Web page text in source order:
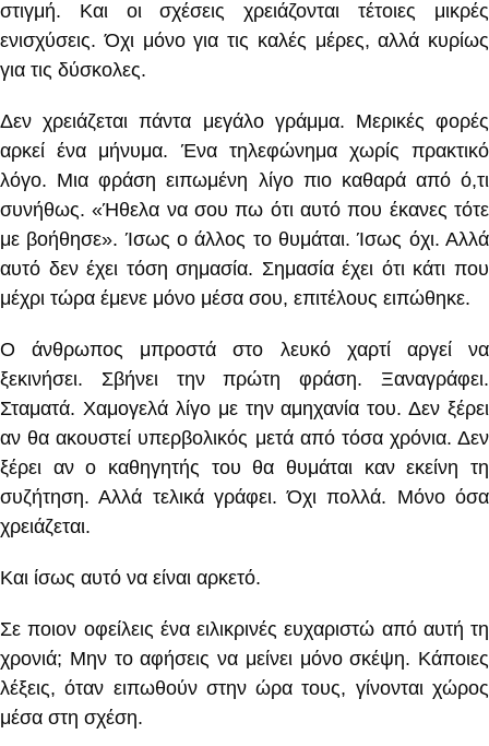
στιγμή. Και οι σχέσεις χρειάζονται τέτοιες μικρές
ενισχύσεις. Όχι μόνο για τις καλές μέρες, αλλά κυρίως
για τις δύσκολες.
Δεν χρειάζεται πάντα μεγάλο γράμμα. Μερικές φορές
αρκεί ένα μήνυμα. Ένα τηλεφώνημα χωρίς πρακτικό
λόγο. Μια φράση ειπωμένη λίγο πιο καθαρά από ό,τι
συνήθως. «Ήθελα να σου πω ότι αυτό που έκανες τότε
με βοήθησε». Ίσως ο άλλος το θυμάται. Ίσως όχι. Αλλά
αυτό δεν έχει τόση σημασία. Σημασία έχει ότι κάτι που
μέχρι τώρα έμενε μόνο μέσα σου, επιτέλους ειπώθηκε.
Ο άνθρωπος μπροστά στο λευκό χαρτί αργεί να
ξεκινήσει. Σβήνει την πρώτη φράση. Ξαναγράφει.
Σταματά. Χαμογελά λίγο με την αμηχανία του. Δεν ξέρει
αν θα ακουστεί υπερβολικός μετά από τόσα χρόνια. Δεν
ξέρει αν ο καθηγητής του θα θυμάται καν εκείνη τη
συζήτηση. Αλλά τελικά γράφει. Όχι πολλά. Μόνο όσα
χρειάζεται.
Και ίσως αυτό να είναι αρκετό.
Σε ποιον οφείλεις ένα ειλικρινές ευχαριστώ από αυτή τη
χρονιά; Μην το αφήσεις να μείνει μόνο σκέψη. Κάποιες
λέξεις, όταν ειπωθούν στην ώρα τους, γίνονται χώρος
μέσα στη σχέση.